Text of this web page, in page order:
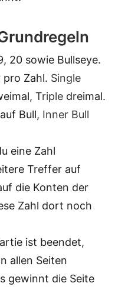
20 sowie Bullseye.
pro Zahl. Single
Triple dreimal.
Bull, Inner Bull
eine Zahl
Treffer auf
die Konten der
Zahl dort noch
ist beendet,
allen Seiten
gewinnt die Seite